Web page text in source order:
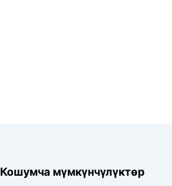
Кошумча мүмкүнчүлүктөр